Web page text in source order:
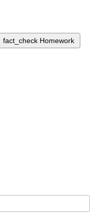
fact_check Homework